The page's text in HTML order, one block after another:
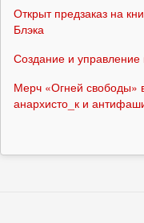
Открыт предзаказ на
Блэка
Создание и
Мерч «Огней свободы»
анархисто_к и